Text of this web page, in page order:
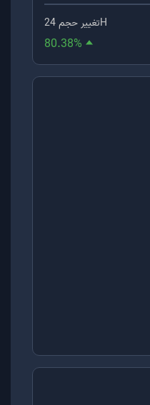
تغییر حجم 24H
80.38%